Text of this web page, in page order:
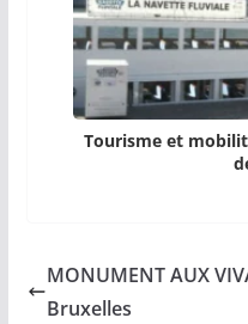
Tourisme et
MONUMENT AUX
Bruxelles